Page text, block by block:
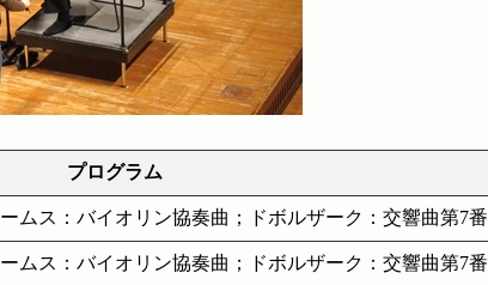
プログラム
ムス：バイオリン協奏曲；ドボルザーク：交響曲第7番
ムス：バイオリン協奏曲；ドボルザーク：交響曲第7番